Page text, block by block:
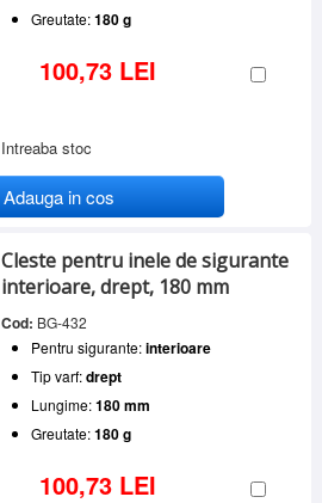
Greutate:180 g
100,73 LEI
Intreaba stoc
Adauga in cos
Cleste pentru inele de sigurante
interioare, drept, 180 mm
Cod: BG-432
Pentru sigurante:interioare
Tip varf:drept
Lungime:180 mm
Greutate:180 g
100,73 LEI